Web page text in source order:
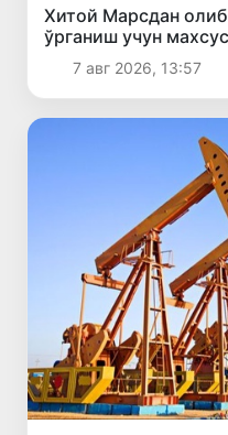
Хитой Марсдан
ўрганиш учун
7 авг 2026, 13:57